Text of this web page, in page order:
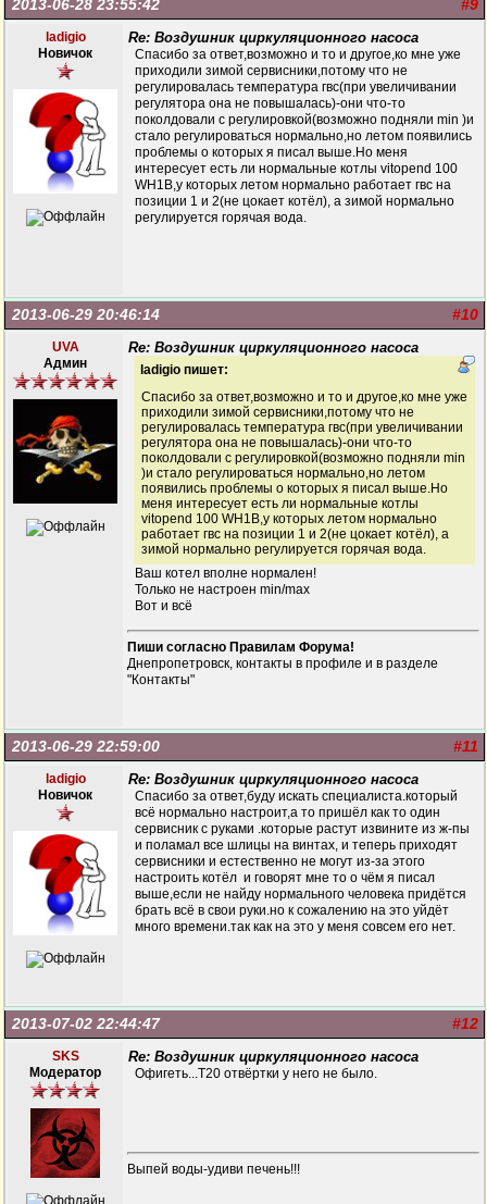
#9
2013-06-28 23:55:42
ladigio
Новичок
Re: Воздушник циркуляционного насоса
Спасибо за ответ,возможно и то и другое,ко мне уже
приходили зимой сервисники,потому что не
регулировалась температура гвс(при увеличивании
регулятора она не повышалась)-они что-то
поколдовали с регулировкой(возможно подняли min )и
стало регулироваться нормально,но летом появились
проблемы о которых я писал выше.Но меня
интересует есть ли нормальные котлы vitopend 100
WH1B,у которых летом нормально работает гвс на
позиции 1 и 2(не цокает котёл), а зимой нормально
регулируется горячая вода.
#10
2013-06-29 20:46:14
UVA
Админ
Re: Воздушник циркуляционного насоса
ladigio пишет:
Спасибо за ответ,возможно и то и другое,ко мне уже
приходили зимой сервисники,потому что не
регулировалась температура гвс(при увеличивании
регулятора она не повышалась)-они что-то
поколдовали с регулировкой(возможно подняли min
)и стало регулироваться нормально,но летом
появились проблемы о которых я писал выше.Но
меня интересует есть ли нормальные котлы
vitopend 100 WH1B,у которых летом нормально
работает гвс на позиции 1 и 2(не цокает котёл), а
зимой нормально регулируется горячая вода.
Ваш котел вполне нормален!
Только не настроен min/max
Вот и всё
Пиши согласно Правилам Форума!
Днепропетровск, контакты в профиле и в разделе
"Контакты"
#11
2013-06-29 22:59:00
ladigio
Новичок
Re: Воздушник циркуляционного насоса
Спасибо за ответ,буду искать специалиста.который
всё нормально настроит,а то пришёл как то один
сервисник с руками .которые растут извините из ж-пы
и поламал все шлицы на винтах, и теперь приходят
сервисники и естественно не могут из-за этого
настроить котёл и говорят мне то о чём я писал
выше,если не найду нормального человека придётся
брать всё в свои руки.но к сожалению на это уйдёт
много времени.так как на это у меня совсем его нет.
#12
2013-07-02 22:44:47
SKS
Модератор
Re: Воздушник циркуляционного насоса
Офигеть...Т20 отвёртки у него не было.
Выпей воды-удиви печень!!!